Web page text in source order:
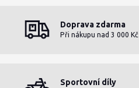
Doprava zdarma
Při nákupu nad 3 000 Kč
Sportovní díly